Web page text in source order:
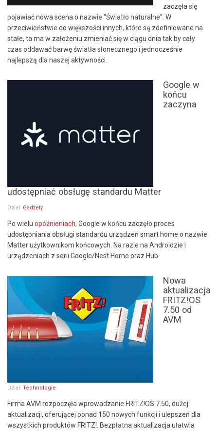
zaczęła się
pojawiać nowa scena o nazwie “Światło naturalne”. W
przeciwieństwie do większości innych, które są zdefiniowane na
stałe, ta ma w założeniu zmieniać się w ciągu dnia tak by cały
czas oddawać barwę światła słonecznego i jednocześnie
najlepszą dla naszej aktywności.
Google w
końcu
zaczyna
udostępniać obsługę standardu Matter
Dział: Gadżety
Po wielu opóźnieniach, Google w końcu zaczęło proces
udostępniania obsługi standardu urządzeń smart home o nazwie
Matter użytkownikom końcowych. Na razie na Androidzie i
urządzeniach z serii Google/Nest Home oraz Hub.
Nowa
aktualizacja
FRITZ!OS
7.50 od
AVM
Dział: Technologie
Firma AVM rozpoczęła wprowadzanie FRITZ!OS 7.50, dużej
aktualizacji, oferującej ponad 150 nowych funkcji i ulepszeń dla
wszystkich produktów FRITZ!. Bezpłatna aktualizacja ułatwia